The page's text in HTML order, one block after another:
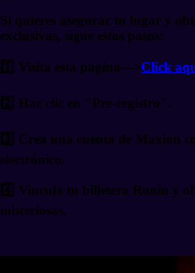
Si quieres asegurar tu lugar y
exclusivas, sigue estos pasos:
1️⃣ Visita esta pagina--->Click
2️⃣ Haz clic en "Pre-registro".
3️⃣ Crea una cuenta de Maxion
electrónico.
4️⃣ Vincula tu billetera Ronin y
misteriosas.